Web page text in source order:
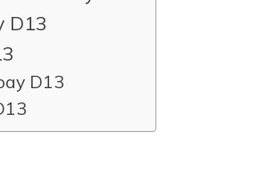
D13
D13